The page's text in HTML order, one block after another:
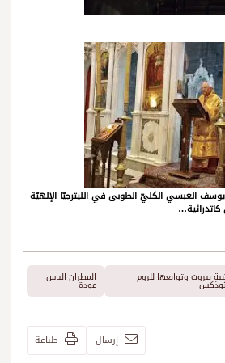
العبسي الكليّ الطوبى في الليترجيّا الإلهيّة
بيروت وتوابعها للروم المطران الياس
عودة
إرسال طباعة